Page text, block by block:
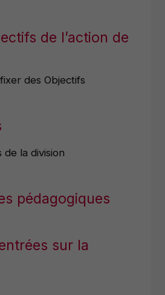
de l’action de
des Objectifs
la division
pédagogiques
sur la